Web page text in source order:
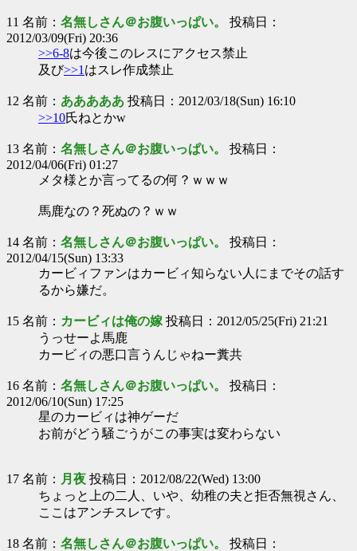
11 名前： 名無しさん＠お腹いっぱい。 投稿日：
2012/03/09(Fri) 20:36
>>6-8は今後このレスにアクセス禁止
及び>>1 はスレ作成禁止
12 名前： あああああ 投稿日：2012/03/18(Sun) 16:10
>>10氏ねとかw
13 名前： 名無しさん＠お腹いっぱい。 投稿日：
2012/04/06(Fri) 01:27
メタ様とか言ってるの何？ｗｗｗ
馬鹿なの？死ぬの？ｗｗ
14 名前： 名無しさん＠お腹いっぱい。 投稿日：
2012/04/15(Sun) 13:33
カービィファンはカービィ知らない人にまでその話す
るから嫌だ。
15 名前： カービィは俺の嫁 投稿日：2012/05/25(Fri) 21:21
うっせーよ馬鹿
カービィの悪口言うんじゃねー糞共
16 名前： 名無しさん＠お腹いっぱい。 投稿日：
2012/06/10(Sun) 17:25
星のカービィは神ゲーだ
お前がどう騒ごうがこの事実は変わらない
17 名前： 月夜 投稿日：2012/08/22(Wed) 13:00
ちょっと上の二人、いや、幼稚の夫と拒否無視さん、
ここはアンチスレです。
18 名前： 名無しさん＠お腹いっぱい。 投稿日：